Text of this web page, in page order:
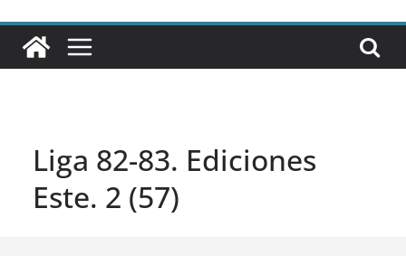
Liga 82-83. Ediciones
Este. 2 (57)